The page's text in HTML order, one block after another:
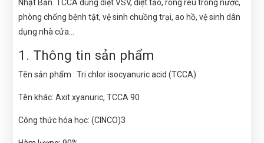
Nhật Bản. TCCA dùng diệt VSV, diệt tảo, rong rêu trong nước,
phòng chống bệnh tật, vệ sinh chuồng trại, ao hồ, vệ sinh dân
dụng nhà cửa…
1. Thông tin sản phẩm
Tên sản phẩm : Tri chlor isocyanuric acid (TCCA)
Tên khác: Axit xyanuric, TCCA 90
Công thức hóa học: (ClNCO)3